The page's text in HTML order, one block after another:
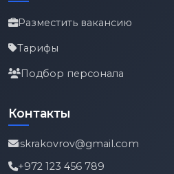
Разместить вакансию
Тарифы
Подбор персонала
Контакты
iskrakovrov@gmail.com
+972 123 456 789